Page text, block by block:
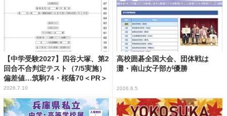
【中学受験2027】四谷大塚、第2
回合不合判定テスト（7/5実施）
偏差値…筑駒74・桜蔭70＜PR＞
2026.7.10
高校囲碁全国大会、団体戦は
灘・南山女子部が優勝
2026.8.5